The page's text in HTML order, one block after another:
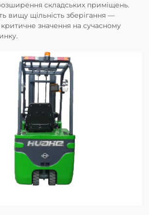
складських приміщень.
вищу щільність зберігання —
значення на сучасному